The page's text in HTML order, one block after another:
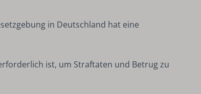
in Deutschland hat eine
ist, um Straftaten und Betrug zu